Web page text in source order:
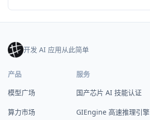
开发 AI 应用从此简单
产品
模型广场
算力市场
服务
国产芯片 AI 技能认证
GIEngine 高速推理引擎